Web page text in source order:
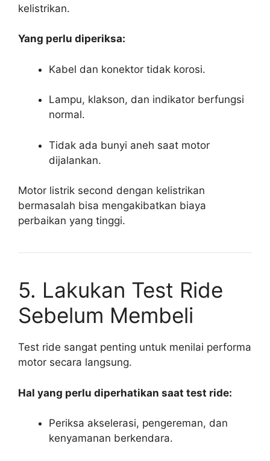
kelistrikan.
Yang perlu diperiksa:
Kabel dan konektor tidak korosi.
Lampu, klakson, dan indikator berfungsi
normal.
Tidak ada bunyi aneh saat motor
dijalankan.
Motor listrik second dengan kelistrikan
bermasalah bisa mengakibatkan biaya
perbaikan yang tinggi.
5. Lakukan Test Ride
Sebelum Membeli
Test ride sangat penting untuk menilai performa
motor secara langsung.
Hal yang perlu diperhatikan saat test ride:
Periksa akselerasi, pengereman, dan
kenyamanan berkendara.